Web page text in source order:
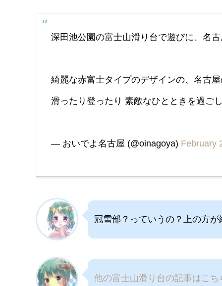
深田池公園の富士山滑り台で遊びに、名
綺麗な赤富士タイプのデザインの、名古
滑ったり登ったり 素敵なひとときを過ご
— おいでよ名古屋 (@oinagoya) February
冠雪部？っていうの？上の方
他の富士山滑り台の記事はこ